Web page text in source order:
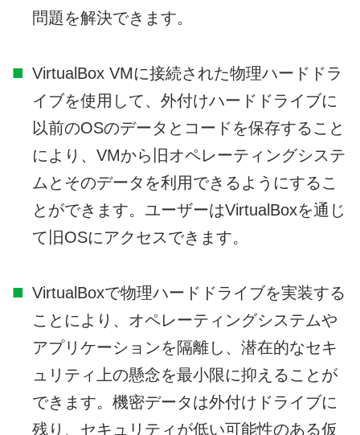
問題を解決できます。
VirtualBox VMに接続された物理ハードドラ
イブを使用して、外付けハードドライブに
以前のOSのデータとコードを保存すること
により、VMから旧オペレーティングシステ
ムとそのデータを利用できるようにするこ
とができます。ユーザーはVirtualBoxを通じ
て旧OSにアクセスできます。
VirtualBoxで物理ハードドライブを実装する
ことにより、オペレーティングシステムや
アプリケーションを隔離し、潜在的なセキ
ュリティ上の懸念を最小限に抑えることが
できます。機密データは外付けドライブに
残り、セキュリティが低い可能性のある仮